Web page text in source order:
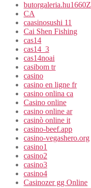
butorgaleria.hu1660Z
CA
caasinosushi 11
Cai Shen Fishing
cas14
cas14_3
cas14noai
casibom tr
casino
casino en ligne fr
casino onlina ca
Casino online
casino online ar
casinò online it
casino-beef.app
casino-vegashero.org
casino1
casino2
casino3
casino4
Casinozer gg Online